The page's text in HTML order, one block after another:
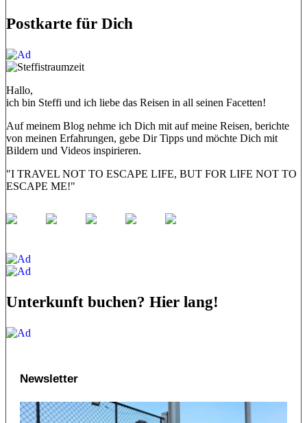
Postkarte für Dich
Hallo,
ich bin Steffi und ich liebe das Reisen in all seinen Facetten!
Auf meinem Blog nehme ich Dich mit auf meine Reisen, berichte
von meinen Erfahrungen, gebe Dir Tipps und möchte Dich mit
Bildern und Videos inspirieren.
"I TRAVEL NOT TO ESCAPE LIFE, BUT FOR LIFE NOT TO
ESCAPE ME!"
Unterkunft buchen? Hier lang!
Newsletter